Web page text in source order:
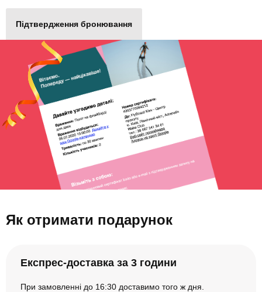
Підтвердження бронювання
Як отримати подарунок
Експрес-доставка за 3 години
При замовленні до 16:30 доставимо того ж дня.